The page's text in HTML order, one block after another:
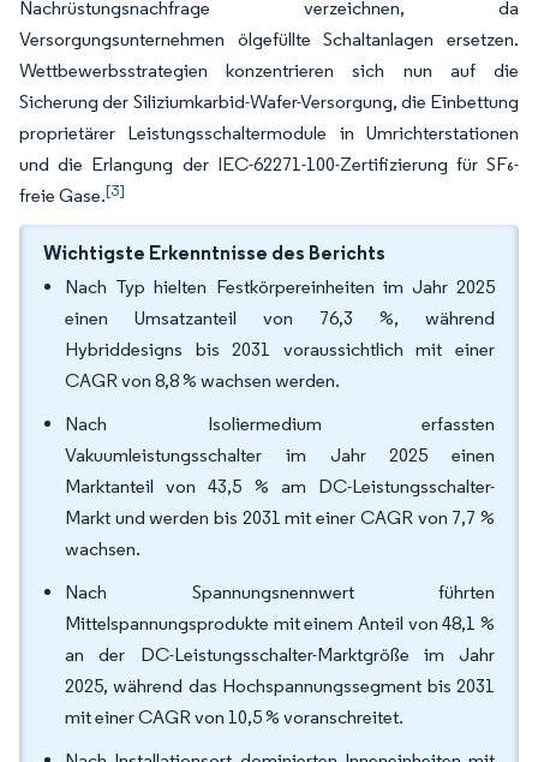
Nachrüstungsnachfrage verzeichnen, da
Versorgungsunternehmen ölgefüllte Schaltanlagen ersetzen.
Wettbewerbsstrategien konzentrieren sich nun auf die
Sicherung der Siliziumkarbid-Wafer-Versorgung, die Einbettung
proprietärer Leistungsschaltermodule in Umrichterstationen
und die Erlangung der IEC-62271-100-Zertifizierung für SF₆-
freie Gase.[3]
Wichtigste Erkenntnisse des Berichts
Nach Typ hielten Festkörpereinheiten im Jahr 2025
einen Umsatzanteil von 76,3 %, während
Hybriddesigns bis 2031 voraussichtlich mit einer
CAGR von 8,8 % wachsen werden.
Nach Isoliermedium erfassten
Vakuumleistungsschalter im Jahr 2025 einen
Marktanteil von 43,5 % am DC-Leistungsschalter-
Markt und werden bis 2031 mit einer CAGR von 7,7 %
wachsen.
Nach Spannungsnennwert führten
Mittelspannungsprodukte mit einem Anteil von 48,1 %
an der DC-Leistungsschalter-Marktgröße im Jahr
2025, während das Hochspannungssegment bis 2031
mit einer CAGR von 10,5 % voranschreitet.